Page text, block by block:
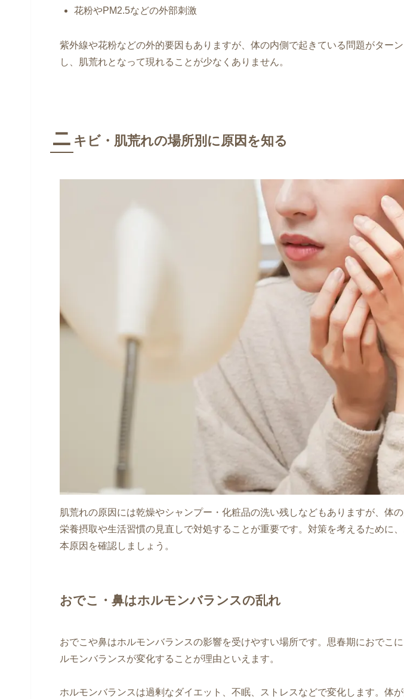
花粉やPM2.5などの外部刺激
紫外線や花粉などの外的要因もありますが、体の内側で起きている問題がター
し、肌荒れとなって現れることが少なくありません。
ニ キビ・肌荒れの場所別に原因を知る
肌荒れの原因には乾燥やシャンプー・化粧品の洗い残しなどもありますが、体
栄養摂取や生活習慣の見直しで対処することが重要です。対策を考えるために
本原因を確認しましょう。
おでこ・鼻はホルモンバランスの乱れ
おでこや鼻はホルモンバランスの影響を受けやすい場所です。思春期におでこ
ルモンバランスが変化することが理由といえます。
ホルモンバランスは過剰なダイエット、不眠、ストレスなどで変化します。体